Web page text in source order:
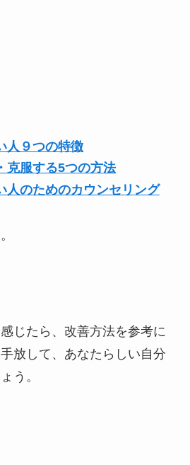
人９つの特徴
克服する5つの方法
人のためのカウンセリング
じたら、改善方法を参考に
放して、あなたらしい自分
う。